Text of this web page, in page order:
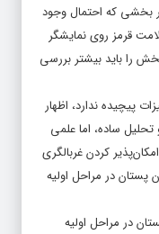
بخشی که احتمال وجود
قرمز روی نمایشگر
را باید بیشتر بررسی
پیچیده ندارد، اظهار
تحلیل ساده، اما علمی
کردن غربالگری
پستان در مراحل اولیه
در مراحل اولیه